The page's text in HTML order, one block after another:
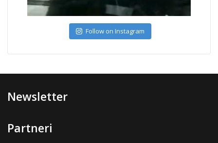
Follow on Instagram
Newsletter
Partneri